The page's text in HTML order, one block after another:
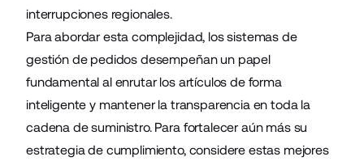
interrupciones regionales.
Para abordar esta complejidad, los sistemas de
gestión de pedidos desempeñan un papel
fundamental al enrutar los artículos de forma
inteligente y mantener la transparencia en toda la
cadena de suministro. Para fortalecer aún más su
estrategia de cumplimiento, considere estas mejores